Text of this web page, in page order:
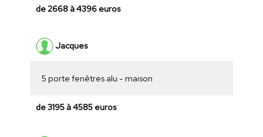
de 2668 à 4396 euros
Jacques
5 porte fenêtres alu - maison
de 3195 à 4585 euros